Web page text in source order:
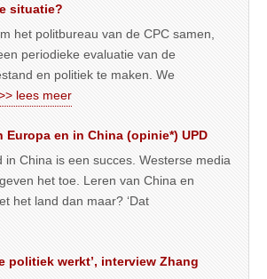
situatie?
het politbureau van de CPC samen,
periodieke evaluatie van de
en politiek te maken. We
lees meer
Europa en in China (opinie*) UPD
in China is een succes. Westerse media
het toe. Leren van China en
het land dan maar? ‘Dat
politiek werkt’, interview Zhang